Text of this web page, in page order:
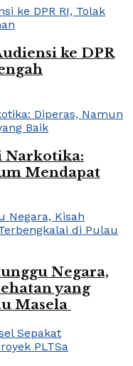
ke DPR
Narkotika:
Mendapat
Negara,
yang
Masela